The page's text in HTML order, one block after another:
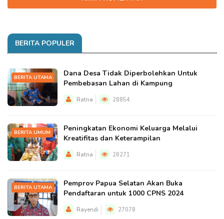
BERITA POPULER
BERITA UTAMA
Dana Desa Tidak Diperbolehkan Untuk
Pembebasan Lahan di Kampung
Ratna 28854
BERITA UMUM
Peningkatan Ekonomi Keluarga Melalui
Kreatifitas dan Keterampilan
Ratna 28271
BERITA UTAMA
Pemprov Papua Selatan Akan Buka
Pendaftaran untuk 1000 CPNS 2024
Rayendi 27078